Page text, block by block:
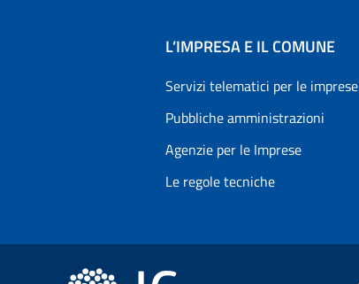
L’IMPRESA E IL COMUNE
Servizi telematici per le imprese
Pubbliche amministrazioni
Agenzie per le Imprese
Le regole tecniche